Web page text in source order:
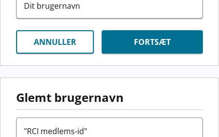
Dit brugernavn
ANNULLER FORTSÆT
Glemt brugernavn
"RCI medlems-id"